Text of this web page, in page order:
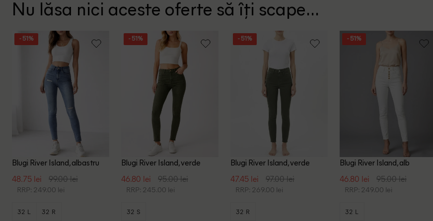
Nu lăsa nici aceste oferte să îți scape...
- 51%
Blugi River Island, albastru
48.75 lei 99.00 lei
RRP: 249.00 lei
32 L 32 R
- 51%
Blugi River Island, verde
46.80 lei 95.00 lei
RRP: 245.00 lei
32 S
- 51%
Blugi River Island, verde
47.45 lei 97.00 lei
RRP: 269.00 lei
32 R
- 51%
Blugi River Island, alb
46.80 lei 95.00 lei
RRP: 249.00 lei
32 L